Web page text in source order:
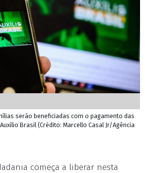
serão beneficiadas com o pagamento das
Brasil (Crédito: Marcello Casal Jr/Agência
começa a liberar nesta